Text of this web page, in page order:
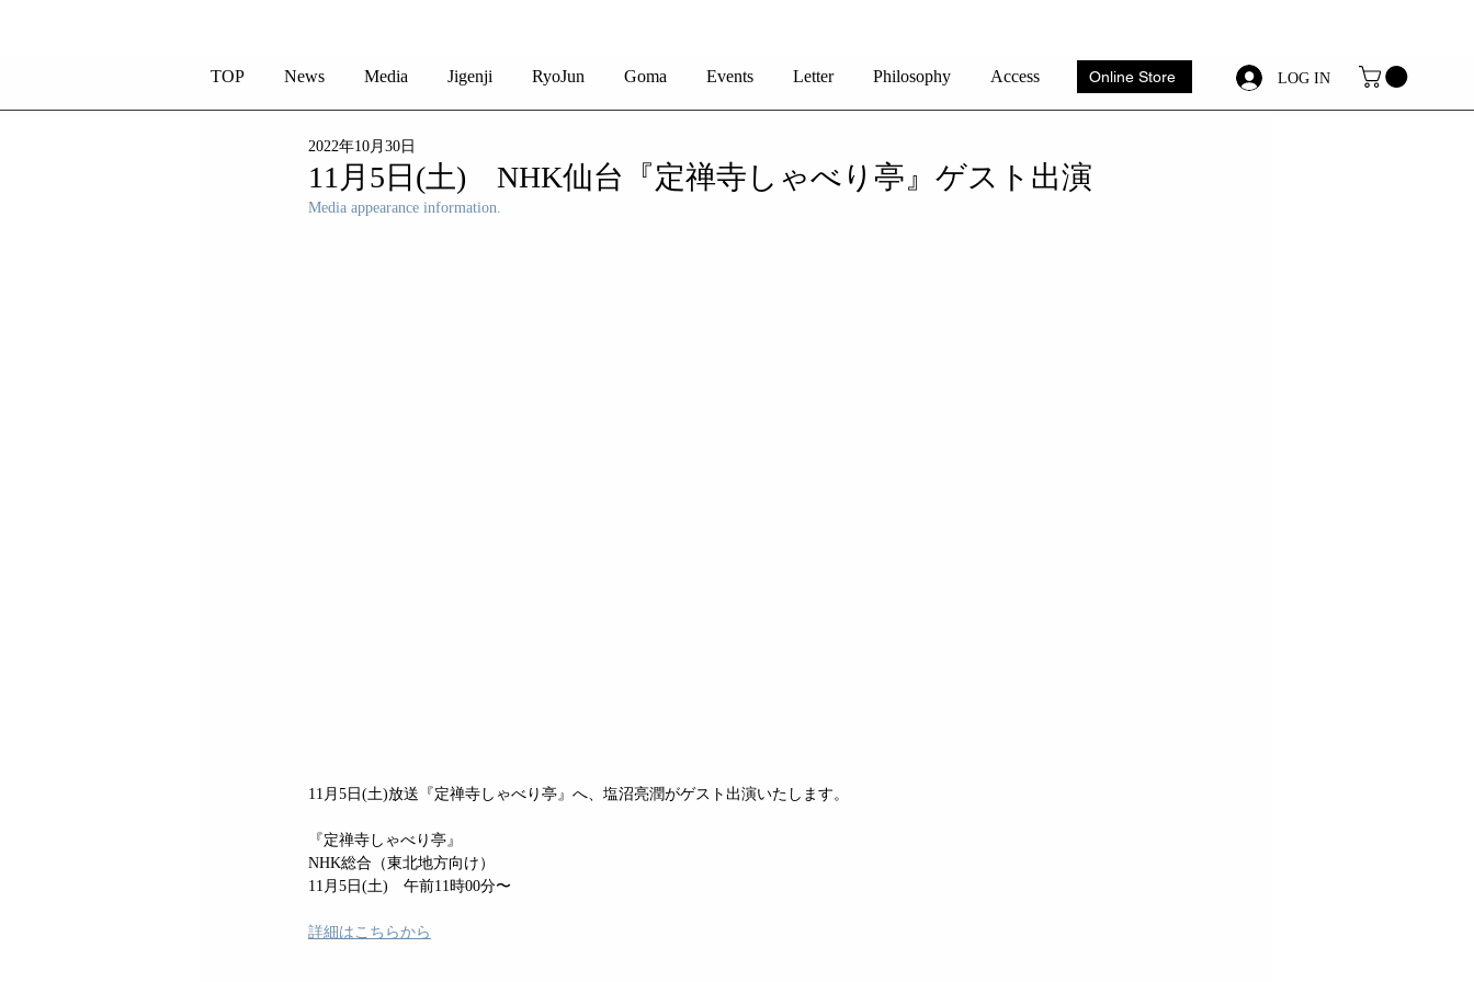
11月5日(土) NHK仙台『定禅寺しゃべり亭』ゲスト出演
2022年10月30日
Media appearance information.
11月5日(土)放送『定禅寺しゃべり亭』へ、塩沼亮潤がゲスト出演いたします。
『定禅寺しゃべり亭』
NHK総合（東北地方向け）
11月5日(土)　午前11時00分〜
詳細はこちらから
TOP News Media Jigenji RyoJun Goma Events Letter Philosophy Access LOG IN
Online Store